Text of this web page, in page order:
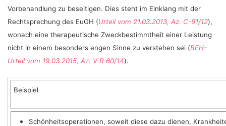
Vorbehandlung zu beseitigen. Dies steht im Einklang mit der
Rechtsprechung des EuGH (Urteil vom 21.03.2013, Az. C-91/12),
wonach eine therapeutische Zweckbestimmtheit einer Leistung
nicht in einem besonders engen Sinne zu verstehen sei (BFH-
Urteil vom 19.03.2015, Az. V R 60/14).
Beispiel
Schönheitsoperationen, soweit diese dazu dienen,